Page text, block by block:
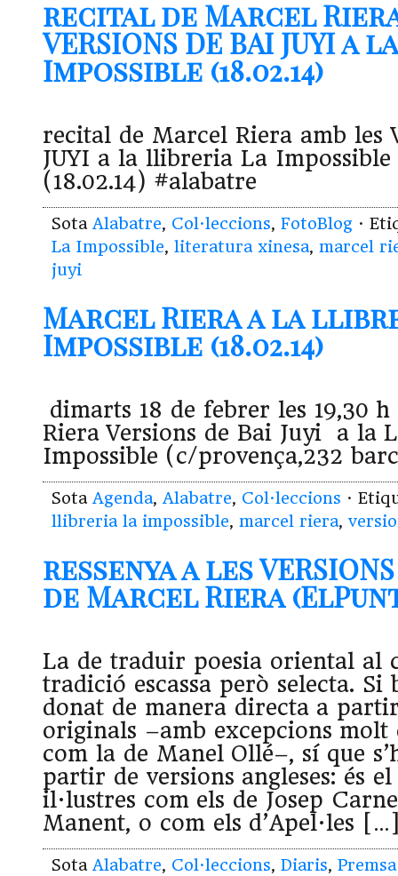
recital de Marcel
VERSIONS DE BAI JUYI
Impossible (18.02.14)
recital de Marcel Riera amb les
JUYI a la llibreria La Impossible
(18.02.14) #alabatre
Sota Alabatre, Col·leccions, FotoBlog ·
La Impossible, literatura xinesa, marcel
juyi
Marcel Riera a la
Impossible (18.02.14)
dimarts 18 de febrer les 19,30
Riera Versions de Bai Juyi a la
Impossible (c/provença,232
Sota Agenda, Alabatre, Col·leccions ·
llibreria la impossible, marcel riera,
ressenya a les VERSIONS
de Marcel Riera
La de traduir poesia oriental al
tradició escassa però selecta. Si
donat de manera directa a
originals –amb excepcions molt
com la de Manel Ollé–, sí que
partir de versions angleses: és
il·lustres com els de Josep
Manent, o com els d’Apel·les
Sota Alabatre, Col·leccions, Diaris, Premsa